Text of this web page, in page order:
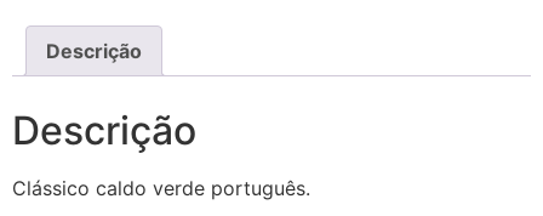
Descrição
Descrição
Clássico caldo verde português.